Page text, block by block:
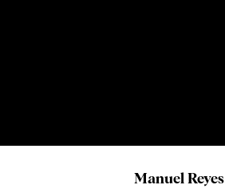
Manuel Reyes